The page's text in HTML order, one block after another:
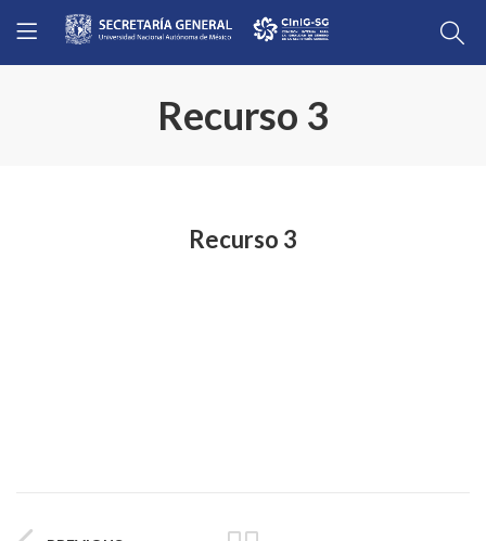
Recurso 3
Recurso 3